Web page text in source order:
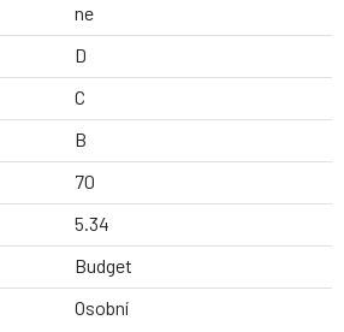
ne
D
C
B
70
5.34
Budget
Osobní